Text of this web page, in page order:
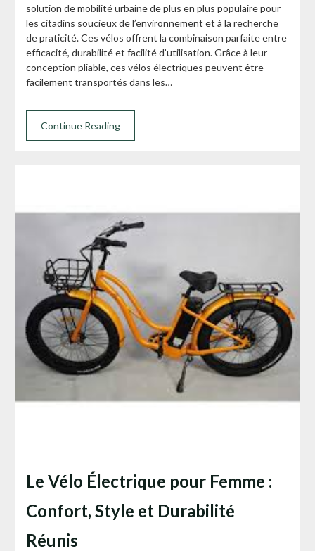
solution de mobilité urbaine de plus en plus populaire pour
les citadins soucieux de l’environnement et à la recherche
de praticité. Ces vélos offrent la combinaison parfaite entre
efficacité, durabilité et facilité d’utilisation. Grâce à leur
conception pliable, ces vélos électriques peuvent être
facilement transportés dans les…
Continue Reading
Le Vélo Électrique pour Femme :
Confort, Style et Durabilité
Réunis